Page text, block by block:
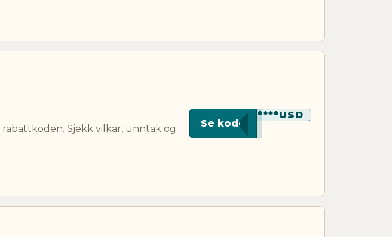
rabattkoden. Sjekk vilkar, unntak og
*******USD
Se kode